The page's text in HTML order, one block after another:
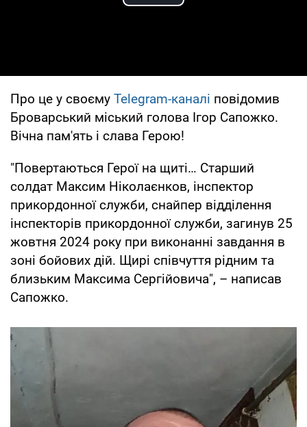
Play Video
Про це у своєму Telegram-каналі повідомив
Броварський міський голова Ігор Сапожко.
Вічна пам'ять і слава Герою!
"Повертаються Герої на щиті… Старший
солдат Максим Ніколаєнков, інспектор
прикордонної служби, снайпер відділення
інспекторів прикордонної служби, загинув 25
жовтня 2024 року при виконанні завдання в
зоні бойових дій. Щирі співчуття рідним та
близьким Максима Сергійовича", – написав
Сапожко.